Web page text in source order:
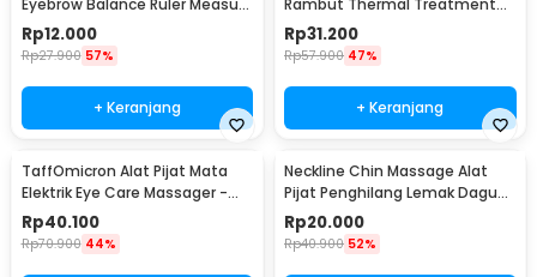
Shaping Tool
Rp12.000
Rp27.900 57%
+ Keranjang
Heated Cap - YZK1-II
Rp31.200
Rp57.900 47%
+ Keranjang
TaffOmicron Alat Pijat Mata
Elektrik Eye Care Massager -
XTK-018
Rp40.100
Rp70.900 44%
Neckline Chin Massage Alat
Pijat Penghilang Lemak Dagu
Rahang - A241
Rp20.000
Rp40.900 52%